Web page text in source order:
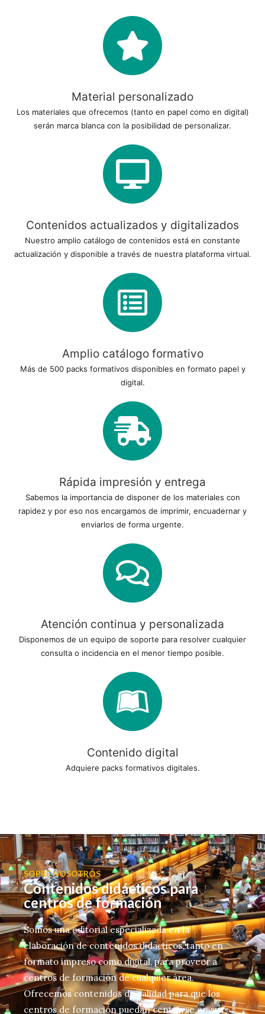
Material personalizado
Los materiales que ofrecemos (tanto en papel como en digital)
serán marca blanca con la posibilidad de personalizar.
Contenidos actualizados y digitalizados
Nuestro amplio catálogo de contenidos está en constante
actualización y disponible a través de nuestra plataforma virtual.
Amplio catálogo formativo
Más de 500 packs formativos disponibles en formato papel y
digital.
Rápida impresión y entrega
Sabemos la importancia de disponer de los materiales con
rapidez y por eso nos encargamos de imprimir, encuadernar y
enviarlos de forma urgente.
Atención continua y personalizada
Disponemos de un equipo de soporte para resolver cualquier
consulta o incidencia en el menor tiempo posible.
Contenido digital
Adquiere packs formativos digitales.
SOBRE NOSOTROS
Contenidos didácticos para
centros de formación
Somos una editorial especializada en la
elaboración de contenidos didácticos, tanto en
formato impreso como digital, para proveer a
centros de formación de cualquier área.
Ofrecemos contenidos de calidad para que los
centros de formación puedan centrarse en sus